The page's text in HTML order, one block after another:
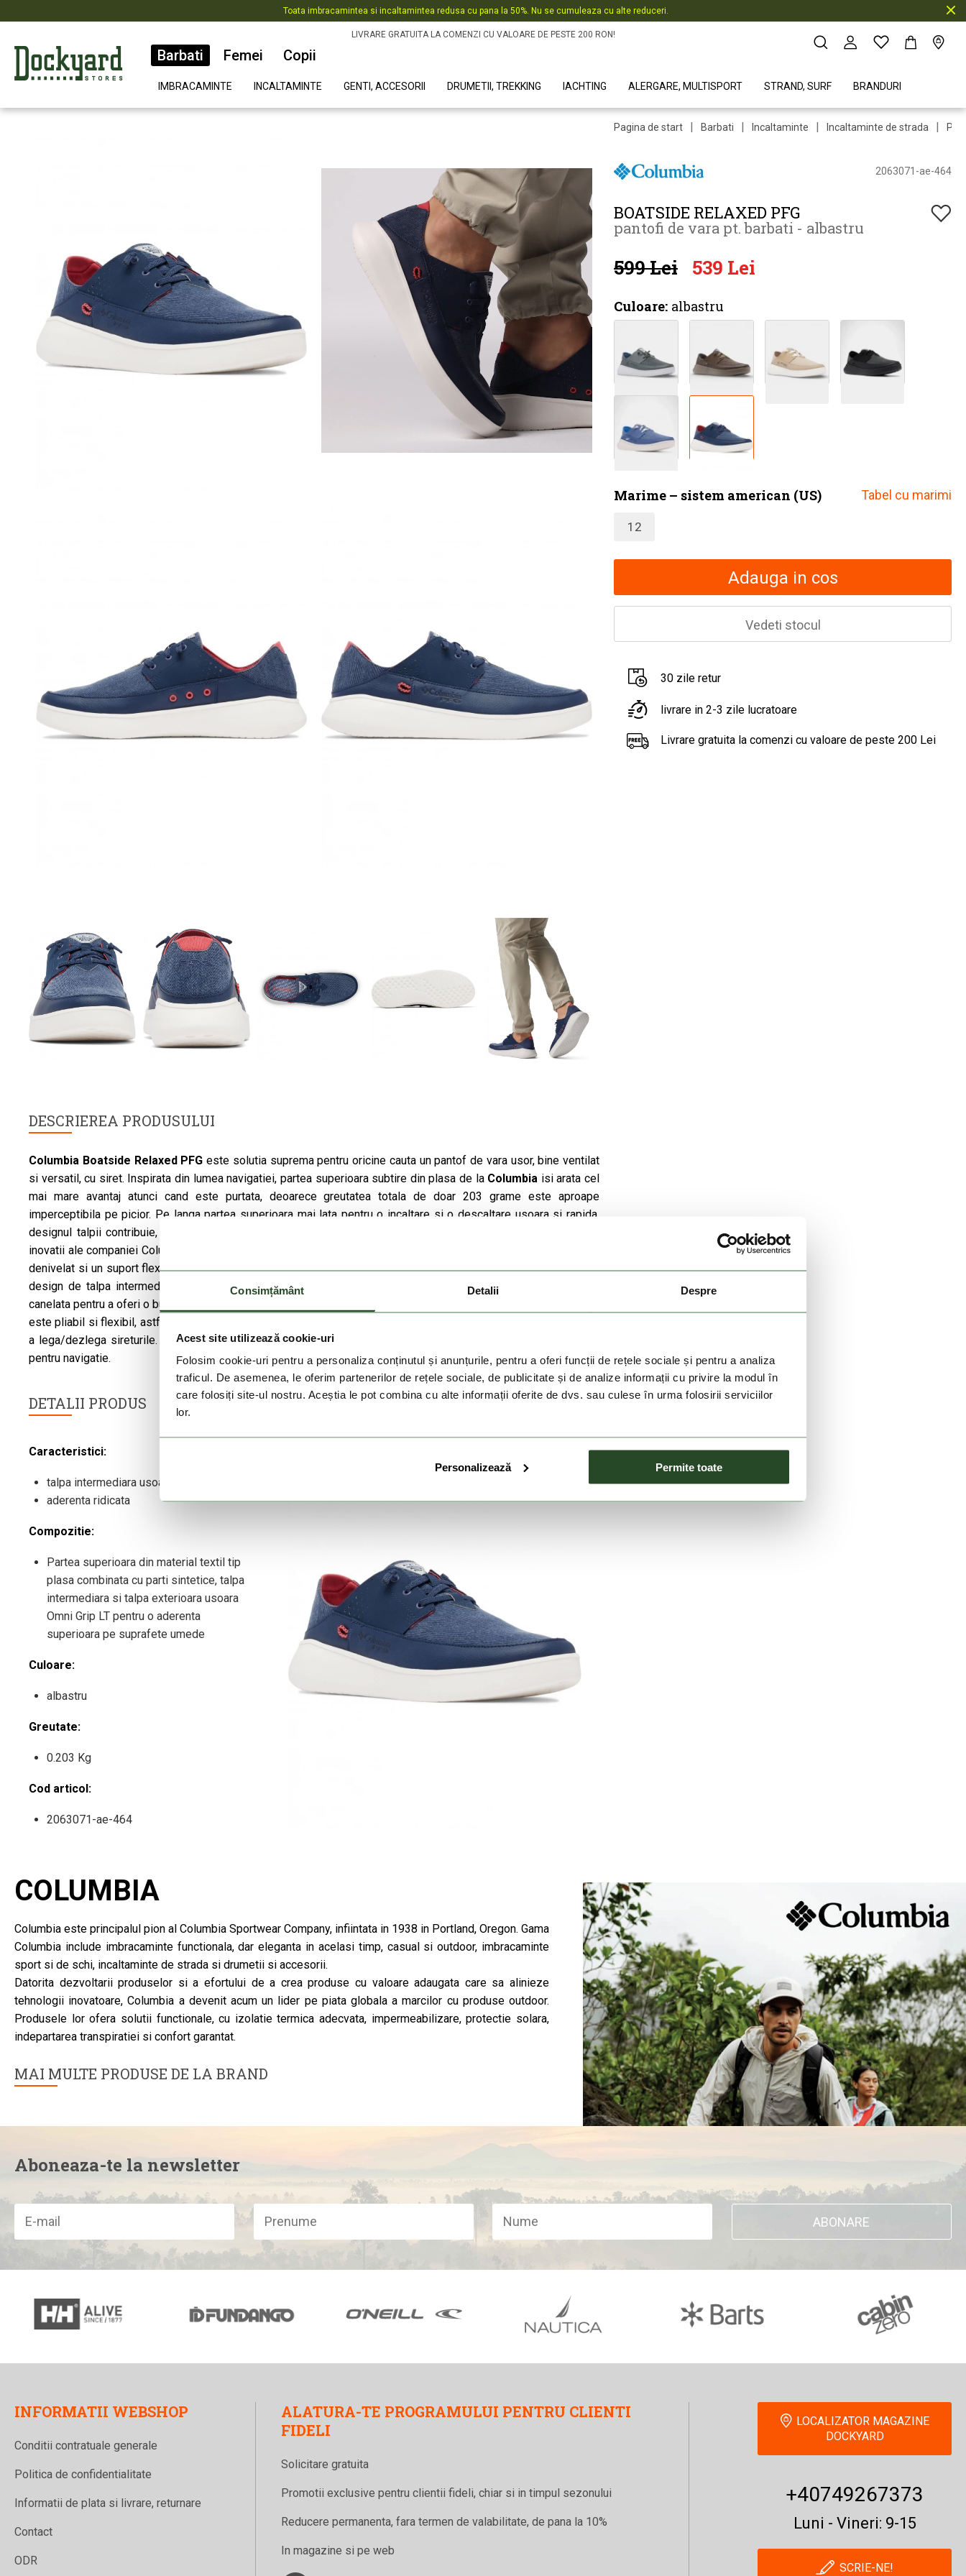
Consimțământ Detalii Despre
Acest site utilizează cookie-uri
Folosim cookie-uri pentru a personaliza conținutul și anunțurile, pentru a oferi funcții de rețele sociale și pentru a analiza
traficul. De asemenea, le oferim partenerilor de rețele sociale, de publicitate și de analize informații cu privire la modul în
care folosiți site-ul nostru. Aceștia le pot combina cu alte informații oferite de dvs. sau culese în urma folosirii serviciilor
lor.
Personalizează Permite toate
Toata imbracamintea si incaltamintea redusa cu pana la 50%. Nu se cumuleaza cu alte reduceri.
LIVRARE GRATUITA LA COMENZI CU VALOARE DE PESTE 200 RON!
Barbati Femei Copii
IMBRACAMINTE INCALTAMINTE GENTI, ACCESORII DRUMETII, TREKKING IACHTING ALERGARE, MULTISPORT STRAND, SURF BRANDURI
DESCRIEREA PRODUSULUI
Columbia Boatside Relaxed PFG este solutia suprema pentru oricine cauta un pantof de vara usor, bine ventilat
si versatil, cu siret. Inspirata din lumea navigatiei, partea superioara subtire din plasa de la Columbia isi arata cel
mai mare avantaj atunci cand este purtata, deoarece greutatea totala de doar 203 grame este aproape
imperceptibila pe picior. Pe langa partea superioara mai lata pentru o incaltare si o descaltare usoara si rapida,
designul talpii contribuie, de asemenea, la confortul pantofului. Omni Grip LT este una dintre cele mai recente
inovatii ale companiei Columbia, oferind un confort exceptional cu o greutate redusa, o buna absorbtie a terenului
denivelat si un suport flexibil pentru picior. In locul unei talpi exterioare din cauciuc separate, Omni Grip LT are un
design de talpa intermediara inferioara, care preia functiile talpii exterioare din cauciuc: nu lasa urme si este
canelata pentru a oferi o buna tractiune pe suprafete umede. Calcaiul pantofului
este pliabil si flexibil, astfel incat cei care prefera un plus de confort il pot purta ca pe un pantof de tip papuc fara
a lega/dezlega sireturile. Recomandat pentru zilele de vara, pentru uz urban general, pe malul marii, in vacante,
pentru navigatie.
DETALII PRODUS
Caracteristici:
talpa intermediara usoara
aderenta ridicata
Compozitie:
Partea superioara din material textil tip
plasa combinata cu parti sintetice, talpa
intermediara si talpa exterioara usoara
Omni Grip LT pentru o aderenta
superioara pe suprafete umede
Culoare:
albastru
Greutate:
0.203 Kg
Cod articol:
2063071-ae-464
Pagina de start | Barbati | Incaltaminte | Incaltaminte de strada |
2063071-ae-464
BOATSIDE RELAXED PFG
pantofi de vara pt. barbati - albastru
599 Lei 539 Lei
Culoare: albastru
Marime – sistem american (US) Tabel cu marimi
12
Adauga in cos
Vedeti stocul
30 zile retur
livrare in 2-3 zile lucratoare
Livrare gratuita la comenzi cu valoare de peste 200 Lei
COLUMBIA
Columbia este principalul pion al Columbia Sportwear Company, infiintata in 1938 in Portland, Oregon. Gama
Columbia include imbracaminte functionala, dar eleganta in acelasi timp, casual si outdoor, imbracaminte
sport si de schi, incaltaminte de strada si drumetii si accesorii.
Datorita dezvoltarii produselor si a efortului de a crea produse cu valoare adaugata care sa alinieze
tehnologii inovatoare, Columbia a devenit acum un lider pe piata globala a marcilor cu produse outdoor.
Produsele lor ofera solutii functionale, cu izolatie termica adecvata, impermeabilizare, protectie solara,
indepartarea transpiratiei si confort garantat.
MAI MULTE PRODUSE DE LA BRAND
Aboneaza-te la newsletter
ABONARE
INFORMATII WEBSHOP
Conditii contratuale generale
Politica de confidentialitate
Informatii de plata si livrare, returnare
Contact
ODR
ALATURA-TE PROGRAMULUI PENTRU CLIENTI
FIDELI
Solicitare gratuita
Promotii exclusive pentru clientii fideli, chiar si in timpul sezonului
Reducere permanenta, fara termen de valabilitate, de pana la 10%
In magazine si pe web
LOCALIZATOR MAGAZINE
DOCKYARD
+40749267373
Luni - Vineri: 9-15
SCRIE-NE!